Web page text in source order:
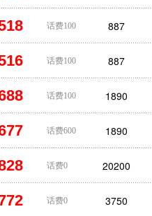
话费100 887
话费100 887
话费100 1890
话费600 1890
话费0 20200
话费0 3750